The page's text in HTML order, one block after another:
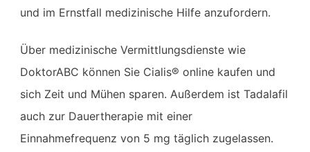
und im Ernstfall medizinische Hilfe anzufordern.
Über medizinische Vermittlungsdienste wie
DoktorABC können Sie Cialis® online kaufen und
sich Zeit und Mühen sparen. Außerdem ist Tadalafil
auch zur Dauertherapie mit einer
Einnahmefrequenz von 5 mg täglich zugelassen.